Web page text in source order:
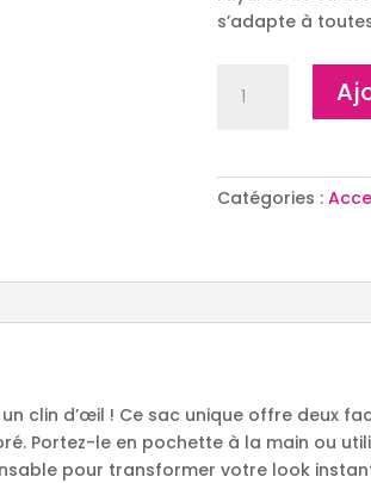
s’adapte à
Rectangle
Catégories :
clin d’œil ! Ce sac unique offre deux
Portez-le en pochette à la main ou
pour transformer votre look